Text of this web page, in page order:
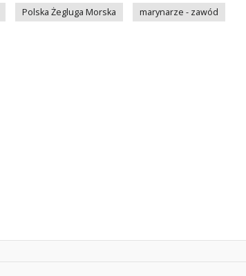
Polska Żegluga Morska marynarze - zawód